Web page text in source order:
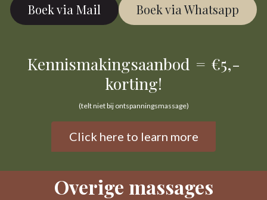
Boek via Mail Boek via Whatsapp​​
Kennismakingsaanbod = €5,-
korting!
(telt niet bij ontspanningsmassage)
Click here to learn more
Overige massages